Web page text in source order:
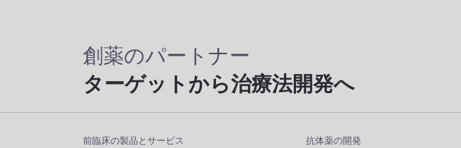
創薬のパートナー
ターゲットから治療法開発へ
前臨床の製品とサービス 抗体薬の開発